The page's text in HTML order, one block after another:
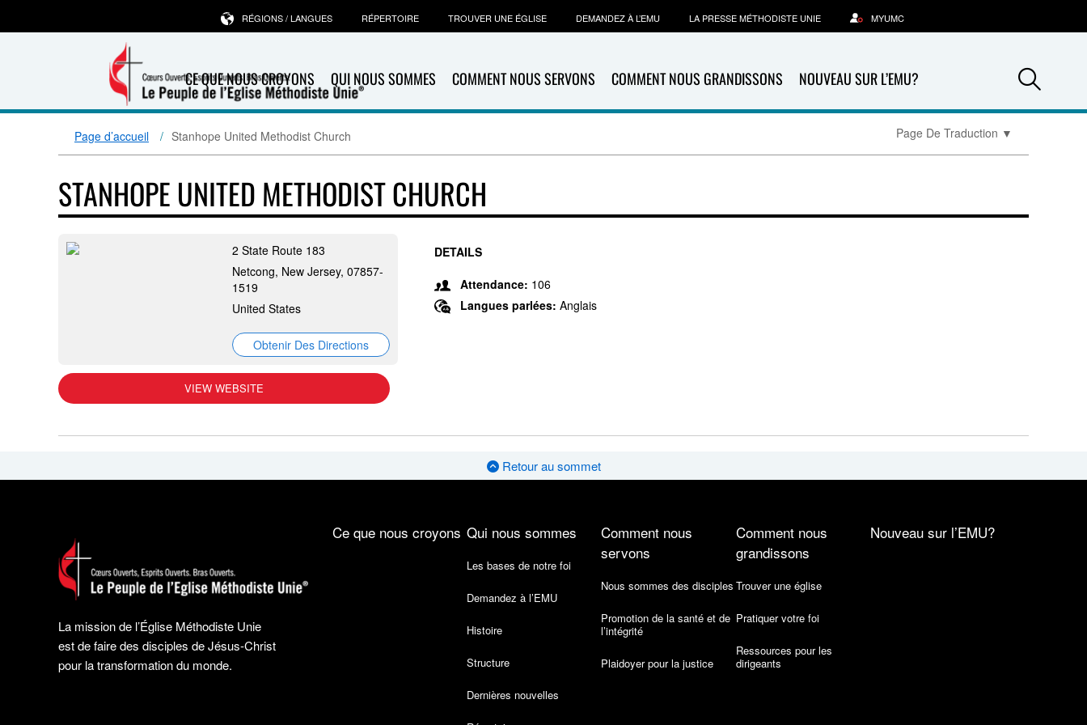
CE QUE NOUS CROYONS QUI NOUS SOMMES COMMENT NOUS SERVONS COMMENT NOUS GRANDISSONS NOUVEAU SUR L’EMU?
RÉGIONS / LANGUES RÉPERTOIRE TROUVER UNE ÉGLISE DEMANDEZ À L’EMU LA PRESSE MÉTHODISTE UNIE MYUMC
Page d’accueil Stanhope United Methodist Church Page De Traduction ▼
STANHOPE UNITED METHODIST CHURCH
2 State Route 183
Netcong, New Jersey, 07857-
1519
United States
Obtenir Des Directions
VIEW WEBSITE
DETAILS
Attendance: 106
Langues parlées: Anglais
Retour au sommet
La mission de l’Église Méthodiste Unie
est de faire des disciples de Jésus-Christ
pour la transformation du monde.
Ce que nous croyons Qui nous sommes
Les bases de notre foi
Demandez à l’EMU
Histoire
Structure
Dernières nouvelles
Comment nous
servons
Nous sommes des disciples
Promotion de la santé et de
l’intégrité
Plaidoyer pour la justice
Comment nous
grandissons
Trouver une église
Pratiquer votre foi
Ressources pour les
dirigeants
Nouveau sur l’EMU?